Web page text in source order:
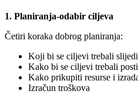
1. Planiranja-odabir ciljeva
Četiri koraka dobrog planiranja:
Koji bi se ciljevi trebali
Kako bi se ciljevi trebali
Kako prikupiti resurse i
Izračun troškova